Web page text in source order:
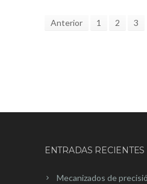
Anterior 1 2 3
ENTRADAS RECIENTES
Mecanizados de